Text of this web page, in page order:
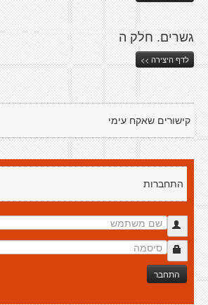
גשרים. חלק ה
לדף היצירה >>
קישורים שאקח עימי
התחברות
התחבר